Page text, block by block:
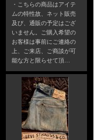
・こちらの商品はアイテ
ムの特性故、ネット販売
及び、通販の予定はござ
いません。ご購入希望の
お客様は事前にご連絡の
上、ご来店、ご商談が可
能な方と限らせて頂…